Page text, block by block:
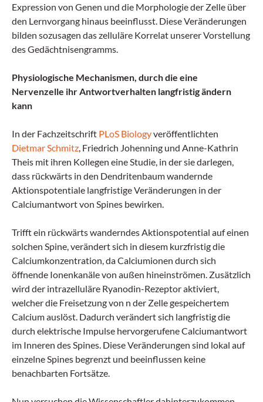
Expression von Genen und die Morphologie der Zelle über
den Lernvorgang hinaus beeinflusst. Diese Veränderungen
bilden sozusagen das zelluläre Korrelat unserer Vorstellung
des Gedächtnisengramms.
Physiologische Mechanismen, durch die eine
Nervenzelle ihr Antwortverhalten langfristig ändern
kann
In der Fachzeitschrift PLoS Biologyveröffentlichten
Dietmar Schmitz, Friedrich Johenning und Anne-Kathrin
Theis mit ihren Kollegen eine Studie, in der sie darlegen,
dass rückwärts in den Dendritenbaum wandernde
Aktionspotentiale langfristige Veränderungen in der
Calciumantwort von Spines bewirken.
Trifft ein rückwärts wanderndes Aktionspotential auf einen
solchen Spine, verändert sich in diesem kurzfristig die
Calciumkonzentration, da Calciumionen durch sich
öffnende Ionenkanäle von außen hineinströmen. Zusätzlich
wird der intrazelluläre Ryanodin-Rezeptor aktiviert,
welcher die Freisetzung von n der Zelle gespeichertem
Calcium auslöst. Dadurch verändert sich langfristig die
durch elektrische Impulse hervorgerufene Calciumantwort
im Inneren des Spines. Diese Veränderungen sind lokal auf
einzelne Spines begrenzt und beeinflussen keine
benachbarten Fortsätze.